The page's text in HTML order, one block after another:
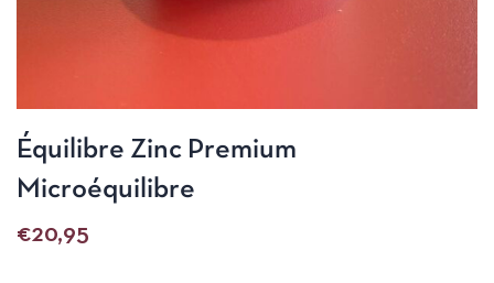
Équilibre Zinc Premium
Microéquilibre
€20,95